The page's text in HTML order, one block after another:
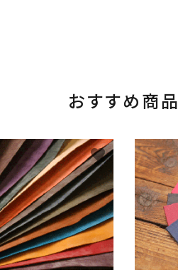
おすすめ商品
favorite